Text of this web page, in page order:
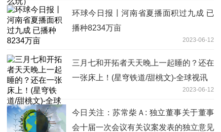
环球今日报丨河南省夏播面积过九成 已
播种8234万亩
2023-06-12
三月七和开拓者天天晚上一起睡的？还在
一张床上！(星穹铁道/甜桃文)-全球视讯
2023-06-12
今日关注：苏常柴Ａ: 独立董事关于董事
会十届一次会议有关议案发表的独立意见